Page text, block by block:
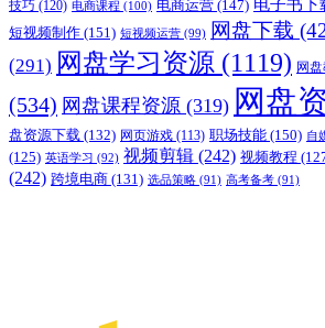
技巧 (120) 电商课程 (100) 电商运营 (147)
短视频制作 (151) 短视频运营 (99) 网盘下载
(291) 网盘学习资源 (1119) 网
(534) 网盘课程资源 (319) 网盘
盘资源下载 (132) 网页游戏 (113) 职场技能 (150) 自
(125) 英语学习 (92) 视频剪辑 (242) 视频教程
(242) 跨境电商 (131) 选品策略 (91) 高考备考 (91)